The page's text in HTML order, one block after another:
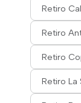
Retiro
Retiro
Retiro
Retiro La